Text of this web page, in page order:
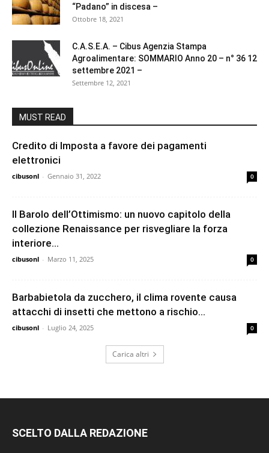
“Padano” in discesa –
Ottobre 18, 2021
C.A.S.E.A. – Cibus Agenzia Stampa
Agroalimentare: SOMMARIO Anno 20 – n° 36 12
settembre 2021 –
Settembre 12, 2021
MUST READ
Credito di Imposta a favore dei pagamenti
elettronici
cibusonl - Gennaio 31, 2022 0
Il Barolo dell’Ottimismo: un nuovo capitolo della
collezione Renaissance per risvegliare la forza
interiore...
cibusonl - Marzo 11, 2025 0
Barbabietola da zucchero, il clima rovente causa
attacchi di insetti che mettono a rischio...
cibusonl - Luglio 24, 2025 0
Carica altri
SCELTO DALLA REDAZIONE